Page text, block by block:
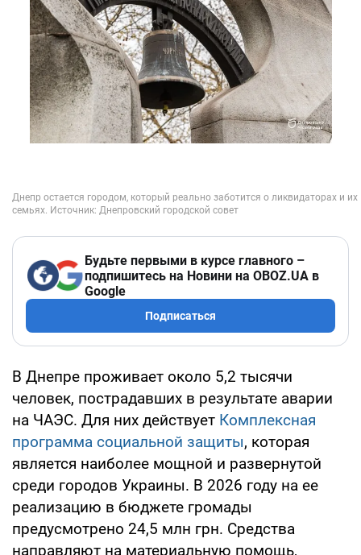
Будьте первыми в курсе главного –
подпишитесь на Новини на OBOZ.UA в
Google
Подписаться
В Днепре проживает около 5,2 тысячи
человек, пострадавших в результате аварии
на ЧАЭС. Для них действует Комплексная
программа социальной защиты, которая
является наиболее мощной и развернутой
среди городов Украины. В 2026 году на ее
реализацию в бюджете громады
предусмотрено 24,5 млн грн. Средства
направляют на материальную помощь,